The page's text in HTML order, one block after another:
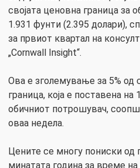
својата ценовна граница за
1.931 фунти (2.395 долари),
за првиот квартал на
„Cornwall Insight“.
Ова е зголемување за 5% од
граница, која е поставена
обичниот потрошувач,
оваа недела.
Цените се многу пониски од
минатата година за време